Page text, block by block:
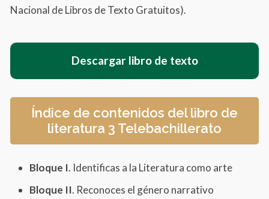
Nacional de Libros de Texto Gratuitos).
Descargar libro de texto
Índice de contenidos del libro de
literatura 3 Telebachillerato
Bloque I. Identificas a la Literatura como arte
Bloque II. Reconoces el género narrativo